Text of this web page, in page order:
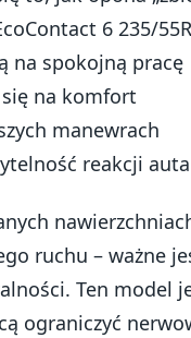
6 235/
na spokojną pracę
na komfort
manewrach
reakcji
ruchu – ważne
Ten model
ograniczyć